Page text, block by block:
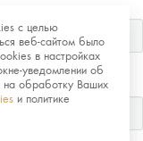
с целью
веб-сайтом было
в настройках
уведомлении об
на обработку Ваших
и политике